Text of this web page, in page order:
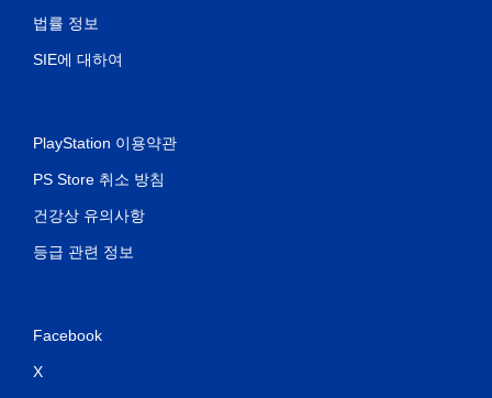
법률 정보
SIE에 대하여
PlayStation 이용약관
PS Store 취소 방침
건강상 유의사항
등급 관련 정보
Facebook
X